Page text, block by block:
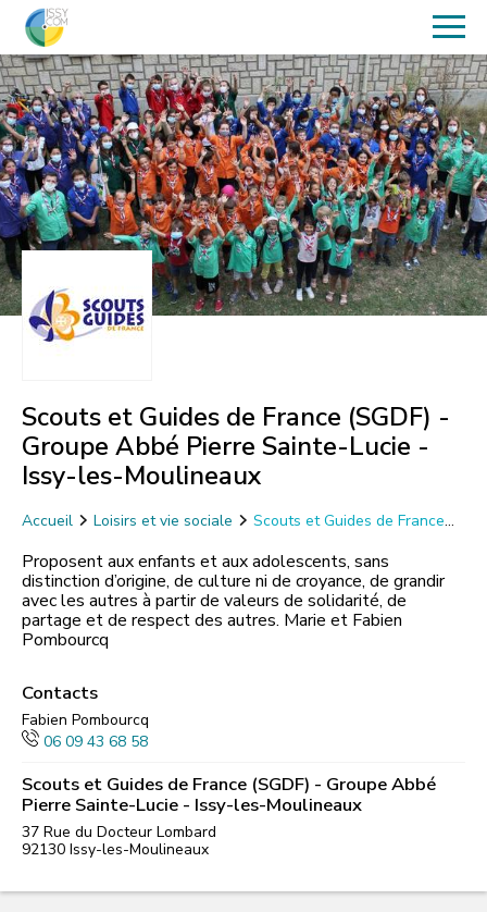
Scouts et Guides de France (SGDF) -
Groupe Abbé Pierre Sainte-Lucie -
Issy-les-Moulineaux
Accueil Loisirs et vie sociale
Scouts et Guides de France
Moulineaux
Proposent aux enfants et aux adolescents, sans
distinction d’origine, de culture ni de croyance, de grandir
avec les autres à partir de valeurs de solidarité, de
partage et de respect des autres. Marie et Fabien
Pombourcq
Contacts
Fabien Pombourcq
06 09 43 68 58
Scouts et Guides de France (SGDF) - Groupe Abbé
Pierre Sainte-Lucie - Issy-les-Moulineaux
37 Rue du Docteur Lombard
92130 Issy-les-Moulineaux